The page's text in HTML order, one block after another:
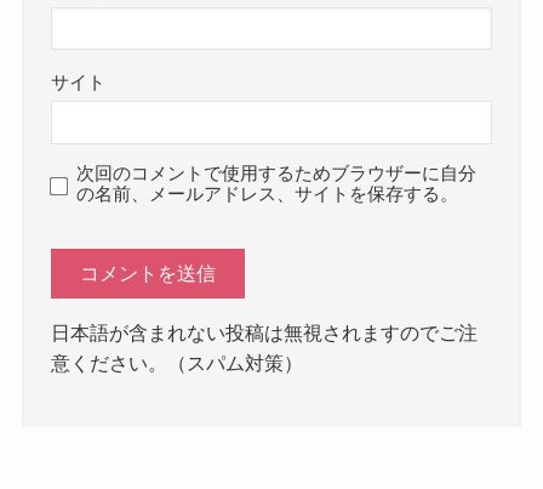
サイト
次回のコメントで使用するためブラウザーに自分
の名前、メールアドレス、サイトを保存する。
日本語が含まれない投稿は無視されますのでご注
意ください。（スパム対策）